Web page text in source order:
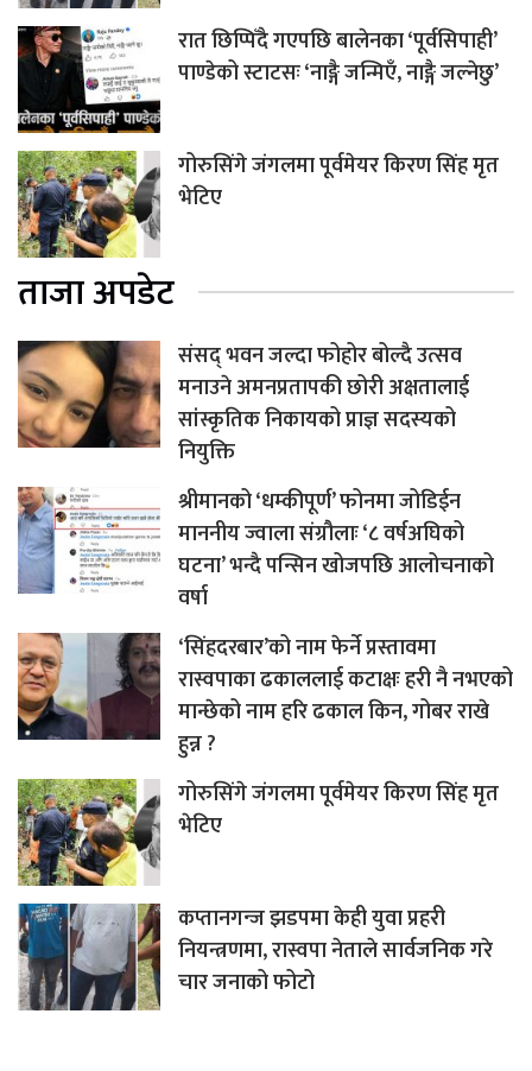
रात छिप्पिँदै गएपछि बालेनका ‘पूर्वसिपाही’
पाण्डेको स्टाटसः ‘नाङ्गै जन्मिएँ, नाङ्गै जल्नेछु’
गोरुसिंगे जंगलमा पूर्वमेयर किरण सिंह मृत
भेटिए
ताजा अपडेट
संसद् भवन जल्दा फोहोर बोल्दै उत्सव
मनाउने अमनप्रतापकी छोरी अक्षतालाई
सांस्कृतिक निकायको प्राज्ञ सदस्यको
नियुक्ति
श्रीमानको ‘धम्कीपूर्ण’ फोनमा जोडिईन
माननीय ज्वाला संग्रौलाः ‘८ वर्षअघिको
घटना’ भन्दै पन्सिन खोजपछि आलोचनाको
वर्षा
‘सिंहदरबार’को नाम फेर्ने प्रस्तावमा
रास्वपाका ढकाललाई कटाक्षः हरी नै नभएको
मान्छेको नाम हरि ढकाल किन, गोबर राखे
हुन्न ?
गोरुसिंगे जंगलमा पूर्वमेयर किरण सिंह मृत
भेटिए
कप्तानगन्ज झडपमा केही युवा प्रहरी
नियन्त्रणमा, रास्वपा नेताले सार्वजनिक गरे
चार जनाको फोटो